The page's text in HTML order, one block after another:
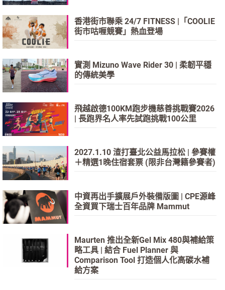
香港街市聯乘 24/7 FITNESS |「COOLIE
街市咕喱競賽」熱血登場
實測 Mizuno Wave Rider 30 | 柔韌平穩
的傳統美學
飛越啟德100KM跑步機慈善挑戰賽2026
| 長跑界名人率先試跑挑戰100公里
2027.1.10 渣打臺北公益馬拉松 | 參賽權
＋精選1晚住宿套票 (限非台灣籍參賽者)
中資再出手擴展戶外裝備版圖 | CPE源峰
全資買下瑞士百年品牌 Mammut
Maurten 推出全新Gel Mix 480與補給策
略工具 | 結合 Fuel Planner 與
Comparison Tool 打造個人化高碳水補
給方案